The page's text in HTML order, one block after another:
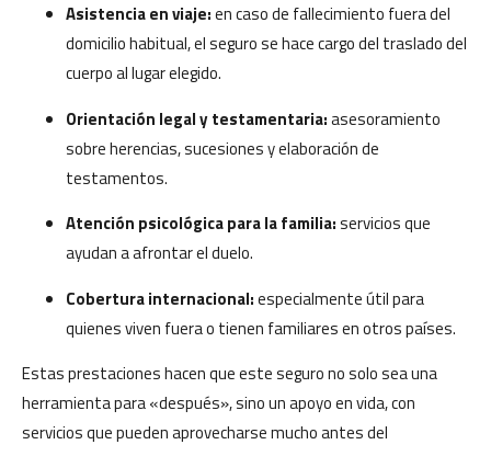
Asistencia en viaje:en caso de fallecimiento fuera del
domicilio habitual, el seguro se hace cargo del traslado del
cuerpo al lugar elegido.
Orientación legal y testamentaria:asesoramiento
sobre herencias, sucesiones y elaboración de
testamentos.
Atención psicológica para la familia:servicios que
ayudan a afrontar el duelo.
Cobertura internacional:especialmente útil para
quienes viven fuera o tienen familiares en otros países.
Estas prestaciones hacen que este seguro no solo sea una
herramienta para «después», sino un apoyo en vida, con
servicios que pueden aprovecharse mucho antes del